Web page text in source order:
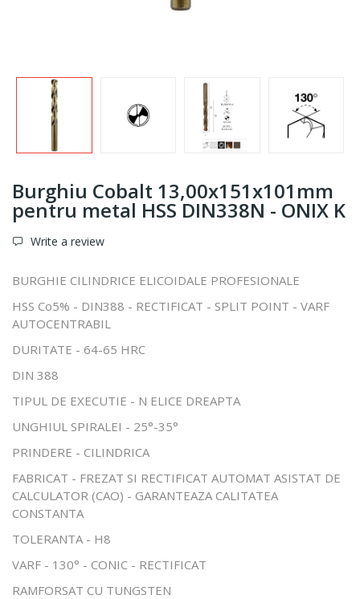
Burghiu Cobalt 13,00x151x101mm
pentru metal HSS DIN338N - ONIX K
Write a review
BURGHIE CILINDRICE ELICOIDALE PROFESIONALE
HSS Co5% - DIN388 - RECTIFICAT - SPLIT POINT - VARF
AUTOCENTRABIL
DURITATE - 64-65 HRC
DIN 388
TIPUL DE EXECUTIE - N ELICE DREAPTA
UNGHIUL SPIRALEI - 25°-35°
PRINDERE - CILINDRICA
FABRICAT - FREZAT SI RECTIFICAT AUTOMAT ASISTAT DE
CALCULATOR (CAO) - GARANTEAZA CALITATEA
CONSTANTA
TOLERANTA - H8
VARF - 130° - CONIC - RECTIFICAT
RAMFORSAT CU TUNGSTEN